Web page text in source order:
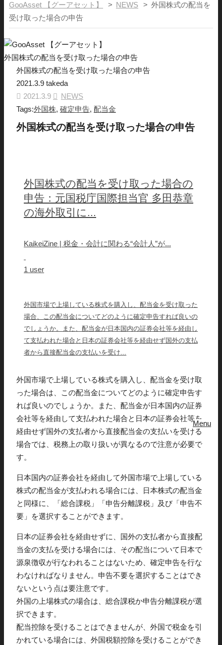
Menu
GooAsset 【グーアセット】 > NEWS > 外国株式の配当を
受け取った場合の申告
外国株式の配当を受け取った場合の申告
外国株式の配当を受け取った場合の申告
2021.3.9 takeda
2021.3.9
NEWS
Tags:外国株, 確定申告, 配当金
外国株式の配当を受け取った場合の申告
外国株式の配当を受け取った場合の
申告：元国税庁国際担当官 多田恭章
の海外取引に...
KaikeiZine | 税金・会計に関わる“会計人”が...
1 user
外国市場で上場している株式を購入し、配当金を受け取った
場合、この配当金についてどのように確定申告すれば良いの
でしょうか。また、配当金が日本国内の証券会社等を経由し
て支払われた場合と日本の証券会社等を経由せず国外の支払
者から直接配当金の支払いを受け...
外国市場で上場している株式を購入し、配当金を受け取
った場合は、この配当金についてどのように確定申告す
れば良いのでしょうか。また、配当金が日本国内の証券
会社等を経由して支払われた場合と日本の証券会社等を
経由せず国外の支払者から直接配当金の支払いを受ける
場合では、税務上の取り扱いが異なるので注意が必要で
す。
日本国内の証券会社を経由して外国市場で上場している
株式の配当金が支払われる場合には、日本株式の配当金
と同様に、「総合課税」「申告分離課税」及び「申告不
要」を選択することができます。
日本の証券会社を経由せずに、国外の支払者から直接配
当金の支払を受ける場合には、その配当について日本で
源泉徴収が行なわれることはないため、確定申告を行な
わなければなりません。申告不要を選択することはでき
ないという点は要注意です。
外国の上場株式の場合は、総合課税か申告分離課税が選
択できます。
配当控除を受けることはできませんが、外国で税金を引
かれている場合には、外国税額控除を受けることができ